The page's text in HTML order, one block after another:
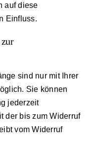
auf diese
Einfluss.
sind nur mit Ihrer
Sie können
jederzeit
der bis zum Widerruf
vom Widerruf